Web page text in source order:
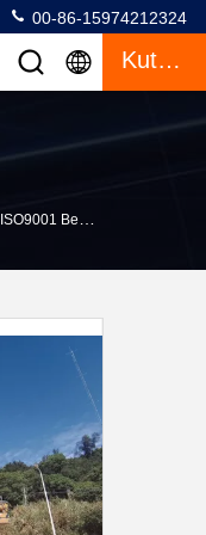
00-86-15974212324
Kutipan
ISO9001 Bersertifikat 4 Poros Stabil 55ton Xct 50 San Y Zoomlion Peralatan Angkat Crane Yang Digunakan